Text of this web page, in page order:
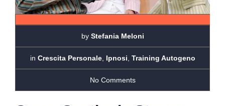
by Stefania Meloni
in Crescita Personale, Ipnosi, Training Autogeno
No Comments